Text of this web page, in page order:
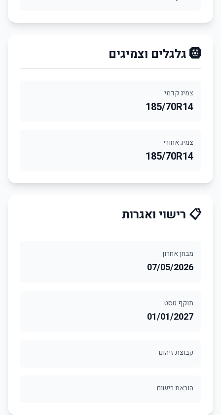
🛞 גלגלים וצמיגים
צמיג קדמי
185/70R14
צמיג אחורי
185/70R14
📋 רישוי ואגרות
מבחן אחרון
07/05/2026
תוקף טסט
01/01/2027
קבוצת זיהום
הוראת רישום